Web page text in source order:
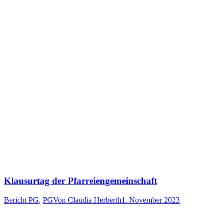
Klausurtag der Pfarreiengemeinschaft
Bericht PG, PGVon Claudia Herberth1. November 2023